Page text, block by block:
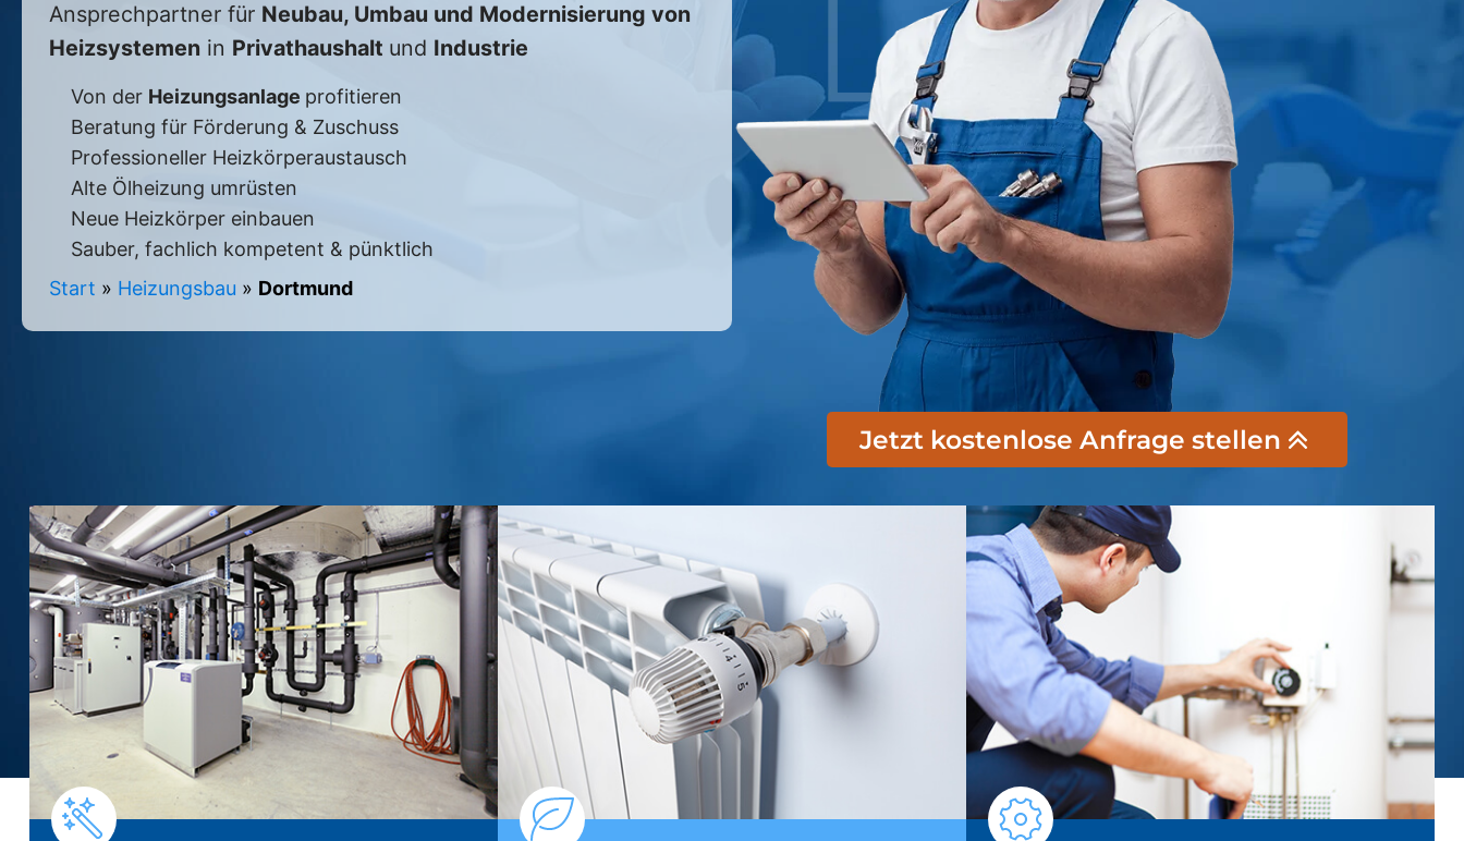
Ansprechpartner für Neubau, Umbau und Modernisierung von
Heizsystemen in Privathaushalt und Industrie
Von der Heizungsanlage profitieren
Beratung für Förderung & Zuschuss
Professioneller Heizkörperaustausch
Alte Ölheizung umrüsten
Neue Heizkörper einbauen
Sauber, fachlich kompetent & pünktlich
Start » Heizungsbau » Dortmund
Jetzt kostenlose Anfrage stellen